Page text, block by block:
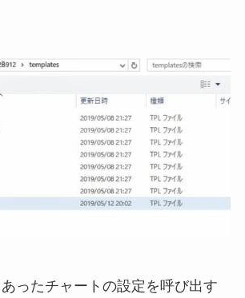
ったチャートの設定を呼び出す